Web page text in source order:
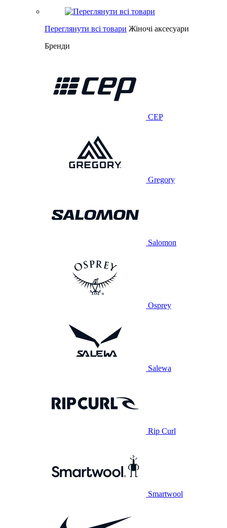
Переглянути всі товари Жіночі аксесуари
Бренди
CEP
Gregory
Salomon
Osprey
Salewa
Rip Curl
Smartwool